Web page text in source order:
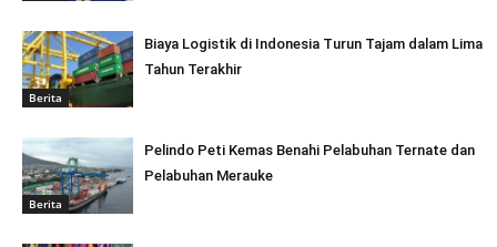
Berita
Biaya Logistik di Indonesia Turun Tajam dalam Lima
Tahun Terakhir
Berita
Pelindo Peti Kemas Benahi Pelabuhan Ternate dan
Pelabuhan Merauke